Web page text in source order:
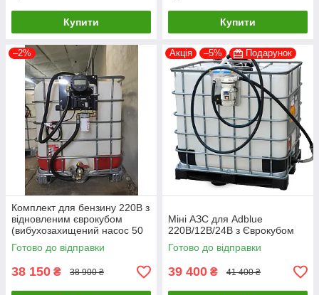
Купити Купити
–2%
Комплект для бензину 220В з
відновленим єврокубом
(вибухозахищений насос 50
л/хв, лічильник, пістолет,
фільтр, шланги)
Готово до відправки
38 150 ₴ 38 900 ₴
Акція –5% Подарунок
Міні АЗС для Adblue
220В/12В/24В з Єврокубом
Готово до відправки
39 400 ₴ 41 400 ₴